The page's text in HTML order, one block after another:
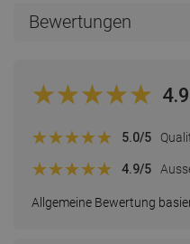
Bewertungen
4.9
Allgemeine Bewertung
5.0/5
4.9/5